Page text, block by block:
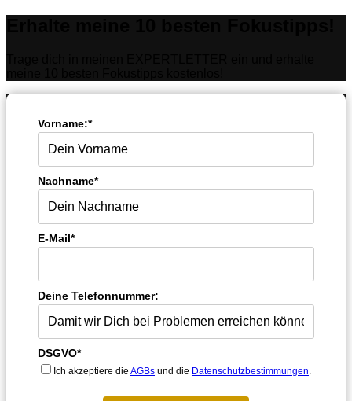
Vorname:*
Nachname*
E-Mail*
Deine Telefonnummer:
DSGVO*
Ich akzeptiere die AGBs und die Datenschutzbestimmungen.